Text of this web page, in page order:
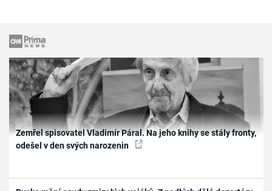
Zemřel spisovatel Vladimír Páral. Na jeho knihy se stály fronty,
odešel v den svých narozenin